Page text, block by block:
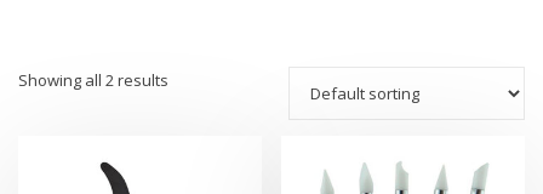
Showing all 2 results